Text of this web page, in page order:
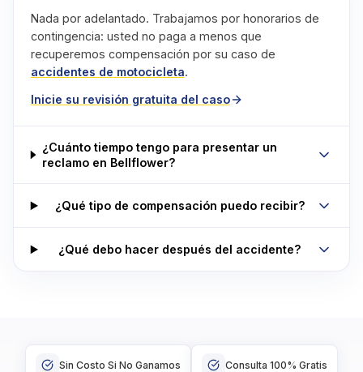
Nada por adelantado. Trabajamos por honorarios de
contingencia: usted no paga a menos que
recuperemos compensación por su caso de
accidentes de motocicleta.
Inicie su revisión gratuita del caso
¿Cuánto tiempo tengo para presentar un
reclamo en Bellflower?
¿Qué tipo de compensación puedo recibir?
¿Qué debo hacer después del accidente?
Sin Costo Si No Ganamos Consulta 100% Gratis